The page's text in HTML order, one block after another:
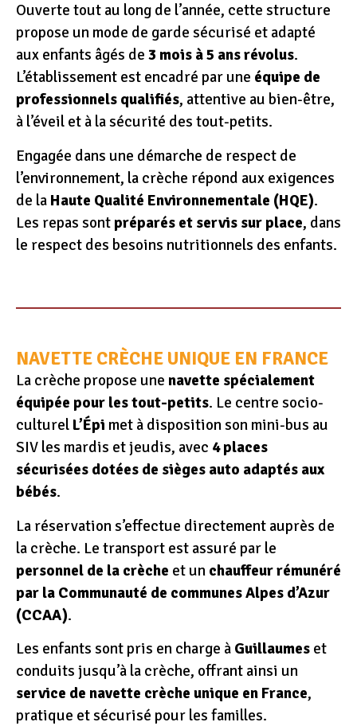
Ouverte tout au long de l’année, cette structure
propose un mode de garde sécurisé et adapté
aux enfants âgés de 3 mois à 5 ans révolus.
L’établissement est encadré par une équipe de
professionnels qualifiés, attentive au bien-être,
à l’éveil et à la sécurité des tout-petits.
Engagée dans une démarche de respect de
l’environnement, la crèche répond aux exigences
de la Haute Qualité Environnementale (HQE).
Les repas sont préparés et servis sur place, dans
le respect des besoins nutritionnels des enfants.
NAVETTE CRÈCHE UNIQUE EN FRANCE
La crèche propose une navette spécialement
équipée pour les tout-petits. Le centre socio-
culturel L’Épi met à disposition son mini-bus au
SIV les mardis et jeudis, avec 4 places
sécurisées dotées de sièges auto adaptés aux
bébés.
La réservation s’effectue directement auprès de
la crèche. Le transport est assuré par le
personnel de la crèche et un chauffeur rémunéré
par la Communauté de communes Alpes d’Azur
(CCAA).
Les enfants sont pris en charge à Guillaumes et
conduits jusqu’à la crèche, offrant ainsi un
service de navette crèche unique en France,
pratique et sécurisé pour les familles.